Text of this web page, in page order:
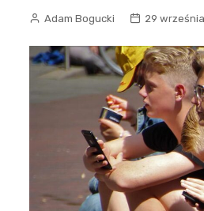
Adam Bogucki 29